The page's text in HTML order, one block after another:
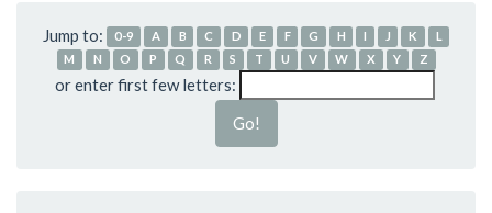
Jump to: 0-9 A B C D E F G H I J K
L
M
N O P Q R S T U V W X Y Z
or enter first few letters: